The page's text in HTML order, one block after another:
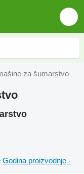
za šumarstvo
Godina proizvodnje -